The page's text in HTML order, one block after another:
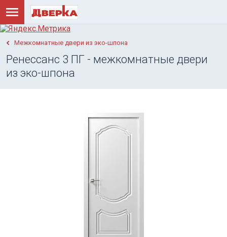
Межкомнатные двери из эко-шпона
Ренессанс 3 ПГ - межкомнатные двери
из эко-шпона